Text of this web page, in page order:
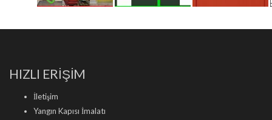
HIZLI ERİŞİM
İletişim
Yangın Kapısı İmalatı